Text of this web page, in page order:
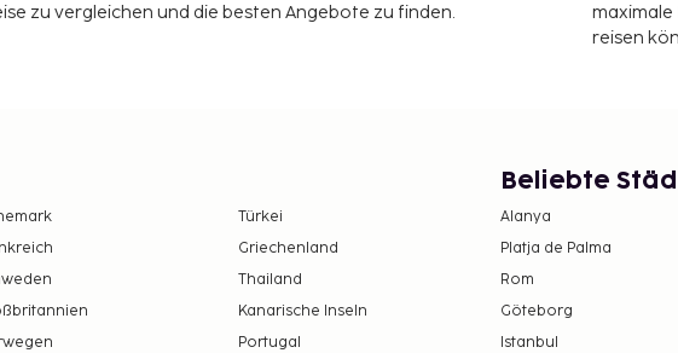
zu vergleichen und die besten Angebote zu finden.
maximale
reisen
Türkei
Griechenland
Thailand
Kanarische Inseln
Portugal
Beliebte
Alanya
Platja de Palma
Rom
Göteborg
Istanbul